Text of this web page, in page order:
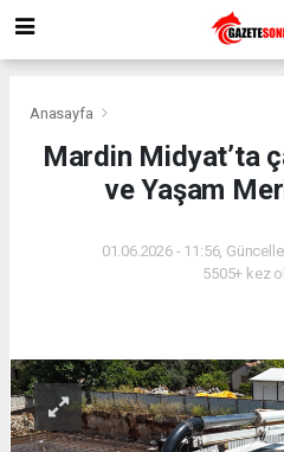
Anasayfa
Mardin Midyat’ta
ve Yaşam
01.06.2026 - 11:56,
5505+ kez